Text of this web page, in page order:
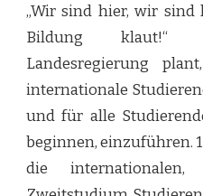
„Wir sind hier, wir
Bildung klaut!“
Landesregierung
internationale
und für alle
beginnen, einzuführen.
die